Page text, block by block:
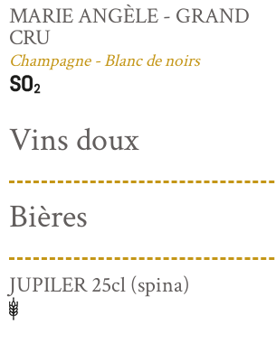
MARIE ANGÈLE - GRAND
CRU
Champagne - Blanc de noirs
Vins doux
Bières
JUPILER 25cl (spina)